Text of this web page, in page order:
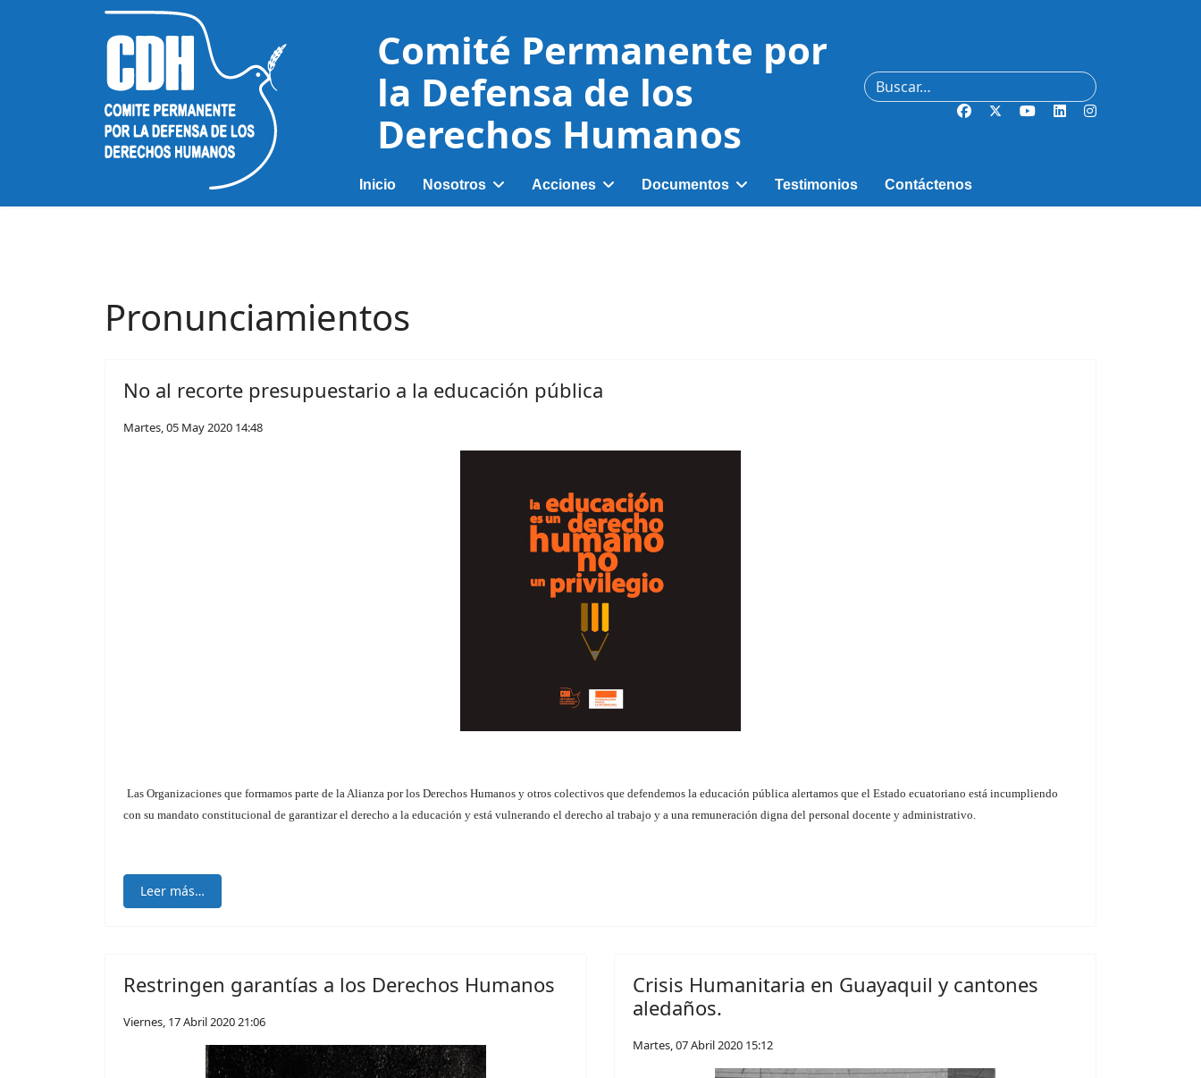
Comité Permanente por
la Defensa de los
Derechos Humanos
Buscar
Inicio Nosotros Acciones Documentos Testimonios Contáctenos
Pronunciamientos
No al recorte presupuestario a la educación pública
Martes, 05 May 2020 14:48
Las Organizaciones que formamos parte de la Alianza por los Derechos Humanos y otros colectivos que defendemos la educación pública alertamos que el Estado ecuatoriano está incumpliendo
con su mandato constitucional de garantizar el derecho a la educación y está vulnerando el derecho al trabajo y a una remuneración digna del personal docente y administrativo.
Leer más…
Restringen garantías a los Derechos Humanos
Viernes, 17 Abril 2020 21:06
Crisis Humanitaria en Guayaquil y cantones
aledaños.
Martes, 07 Abril 2020 15:12